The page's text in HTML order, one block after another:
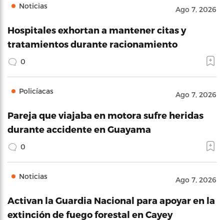
Noticias Ago 7, 2026
Hospitales exhortan a mantener citas y
tratamientos durante racionamiento
0
Policíacas Ago 7, 2026
Pareja que viajaba en motora sufre heridas
durante accidente en Guayama
0
Noticias Ago 7, 2026
Activan la Guardia Nacional para apoyar en la
extinción de fuego forestal en Cayey